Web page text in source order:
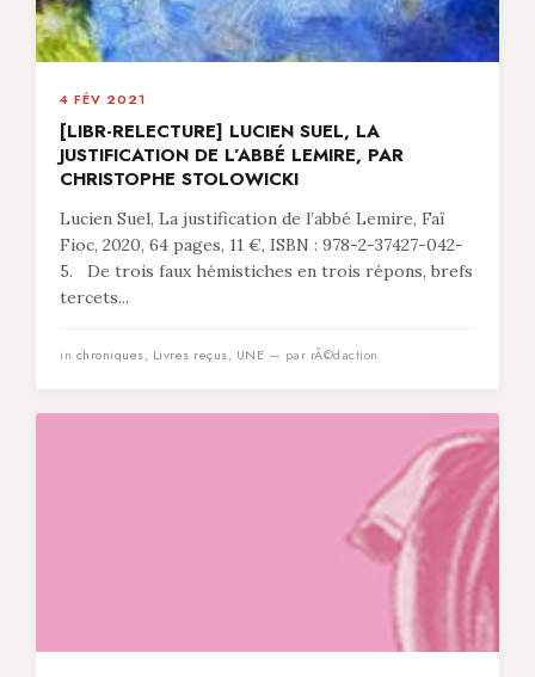
4 FÉV 2021
[LIBR-RELECTURE] LUCIEN SUEL, LA
JUSTIFICATION DE L’ABBÉ LEMIRE, PAR
CHRISTOPHE STOLOWICKI
Lucien Suel, La justification de l’abbé Lemire, Faï
Fioc, 2020, 64 pages, 11 €, ISBN : 978-2-37427-042-
5. De trois faux hémistiches en trois répons, brefs
tercets...
in chroniques, Livres reçus, UNE — par rÃ©daction